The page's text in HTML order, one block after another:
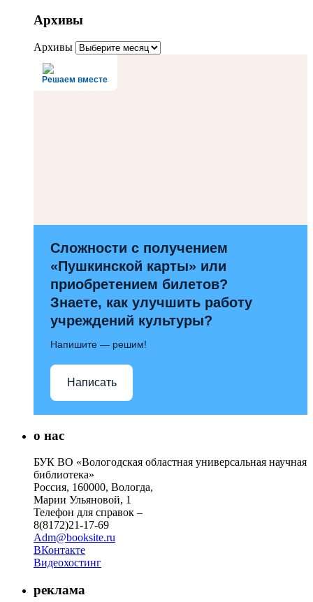
Архивы
Архивы
Решаем вместе
Сложности с получением
«Пушкинской карты» или
приобретением билетов?
Знаете, как улучшить работу
учреждений культуры?
Напишите — решим!
Написать
о нас
БУК ВО «Вологодская областная универсальная научная
библиотека»
Россия, 160000, Вологда,
Марии Ульяновой, 1
Телефон для справок –
8(8172)21-17-69
Adm@booksite.ru
ВКонтакте
Видеохостинг
реклама